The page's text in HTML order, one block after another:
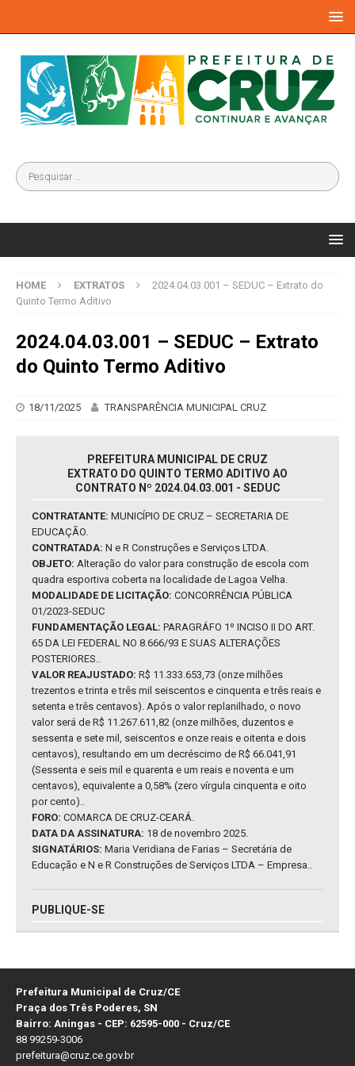
HOME EXTRATOS
2024.04.03.001 – SEDUC – Extrato do
Quinto Termo Aditivo
2024.04.03.001 – SEDUC – Extrato
do Quinto Termo Aditivo
18/11/2025 TRANSPARÊNCIA MUNICIPAL CRUZ
PREFEITURA MUNICIPAL DE CRUZ
EXTRATO DO QUINTO TERMO ADITIVO AO
CONTRATO Nº 2024.04.03.001 - SEDUC
CONTRATANTE: MUNICÍPIO DE CRUZ – SECRETARIA DE
EDUCAÇÃO.
CONTRATADA: N e R Construções e Serviços LTDA.
OBJETO: Alteração do valor para construção de escola com
quadra esportiva coberta na localidade de Lagoa Velha.
MODALIDADE DE LICITAÇÃO: CONCORRÊNCIA PÚBLICA
01/2023-SEDUC
FUNDAMENTAÇÃO LEGAL: PARAGRÁFO 1º INCISO II DO ART.
65 DA LEI FEDERAL NO 8.666/93 E SUAS ALTERAÇÕES
POSTERIORES..
VALOR REAJUSTADO: R$ 11.333.653,73 (onze milhões
trezentos e trinta e três mil seiscentos e cinquenta e três reais e
setenta e três centavos). Após o valor replanilhado, o novo
valor será de R$ 11.267.611,82 (onze milhões, duzentos e
sessenta e sete mil, seiscentos e onze reais e oitenta e dois
centavos), resultando em um decréscimo de R$ 66.041,91
(Sessenta e seis mil e quarenta e um reais e noventa e um
centavos), equivalente a 0,58% (zero vírgula cinquenta e oito
por cento)..
FORO: COMARCA DE CRUZ-CEARÁ.
DATA DA ASSINATURA: 18 de novembro 2025.
SIGNATÁRIOS: Maria Veridiana de Farias – Secretária de
Educação e N e R Construções de Serviços LTDA – Empresa..
PUBLIQUE-SE
Prefeitura Municipal de Cruz/CE
Praça dos Três Poderes, SN
Bairro: Aningas - CEP: 62595-000 - Cruz/CE
88 99259-3006
prefeitura@cruz.ce.gov.br